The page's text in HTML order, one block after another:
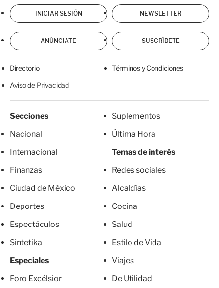
INICIAR SESIÓN NEWSLETTER
ANÚNCIATE SUSCRÍBETE
Directorio Términos y Condiciones
Aviso de Privacidad
Secciones
Nacional
Internacional
Finanzas
Ciudad de México
Deportes
Espectáculos
Sintetika
Especiales
Foro Excélsior
Suplementos
Última Hora
Temas de interés
Redes sociales
Alcaldías
Cocina
Salud
Estilo de Vida
Viajes
De Utilidad